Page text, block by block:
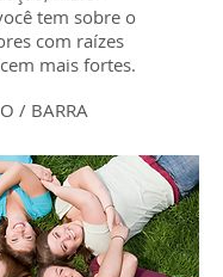
tem sobre o
com raízes
mais fortes.
/ BARRA